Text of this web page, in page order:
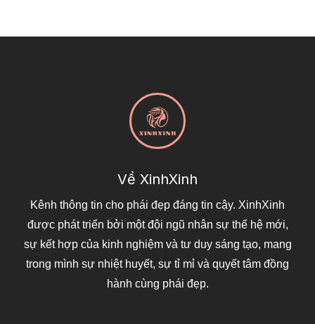
Về XinhXinh
Kênh thông tin cho phái đẹp đáng tin cậy. XinhXinh
được phát triển bởi một đội ngũ nhân sự thế hệ mới,
sự kết hợp của kinh nghiệm và tư duy sáng tạo, mang
trong mình sự nhiệt huyết, sự tỉ mỉ và quyết tâm đồng
hành cùng phái đẹp.